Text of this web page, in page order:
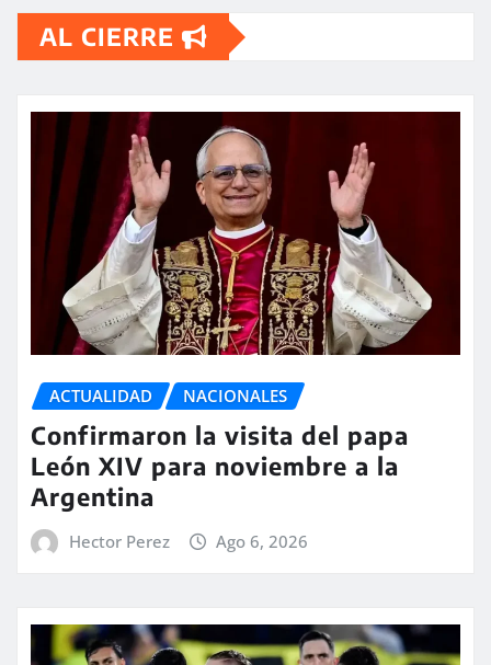
AL CIERRE
ACTUALIDAD NACIONALES
Confirmaron la visita del papa
León XIV para noviembre a la
Argentina
Hector Perez Ago 6, 2026